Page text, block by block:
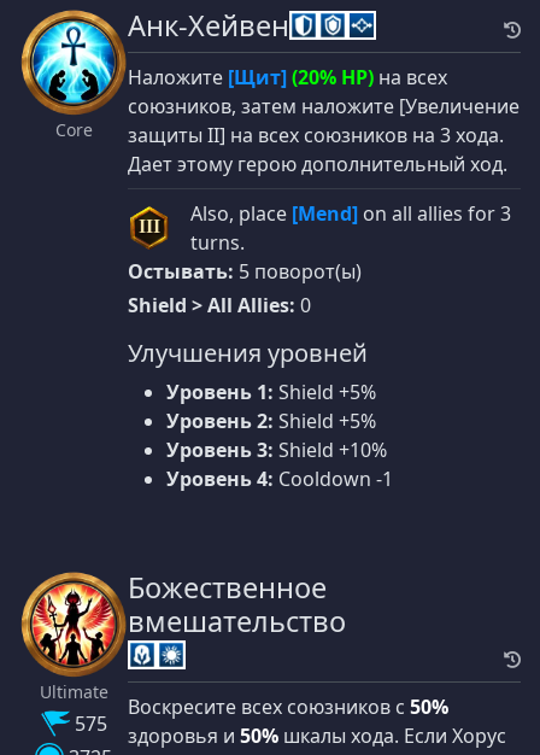
Core
Анк-Хейвен
Наложите [Щит](20% HP) на всех
союзников, затем наложите [Увеличение
защиты II] на всех союзников на 3 хода.
Дает этому герою дополнительный ход.
III Also, place [Mend] on all allies for 3
turns.
Остывать: 5 поворот(ы)
Shield > All Allies: 0
Улучшения уровней
Уровень 1: Shield +5%
Уровень 2: Shield +5%
Уровень 3: Shield +10%
Уровень 4: Cooldown -1
Ultimate
575
Божественное
вмешательство
Воскресите всех союзников с 50%
здоровья и 50% шкалы хода. Если Хорус